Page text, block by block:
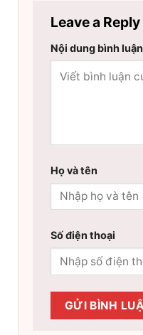
Leave a Reply
Nội dung bình luận
Họ và tên
Số điện thoại